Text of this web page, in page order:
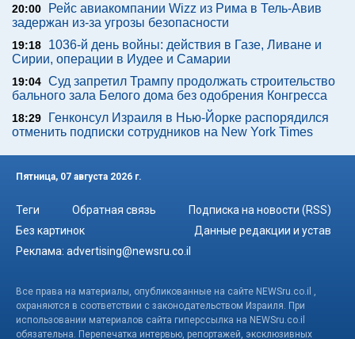
20:00
Рейс авиакомпании Wizz из Рима в Тель-Авив
задержан из-за угрозы безопасности
19:18
1036-й день войны: действия в Газе, Ливане и
Сирии, операции в Иудее и Самарии
19:04 Суд запретил Трампу продолжать строительство
бального зала Белого дома без одобрения Конгресса
18:29
Генконсул Израиля в Нью-Йорке распорядился
отменить подписки сотрудников на New York Times
Пятница, 07 августа 2026 г.
Теги Обратная связь
Подписка на новости (RSS)
Без картинок
Данные редакции и устав
Реклама: advertising@newsru.co.il
Все права на материалы, опубликованные на сайте NEWSru.co.il ,
охраняются в соответствии с законодательством Израиля. При
использовании материалов сайта гиперссылка на NEWSru.co.il
обязательна. Перепечатка интервью, репортажей, эксклюзивных